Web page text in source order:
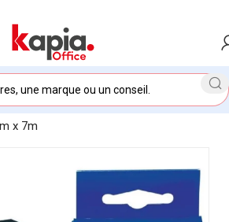
MAROC/Brother TC601 – Cassette à
x 7m